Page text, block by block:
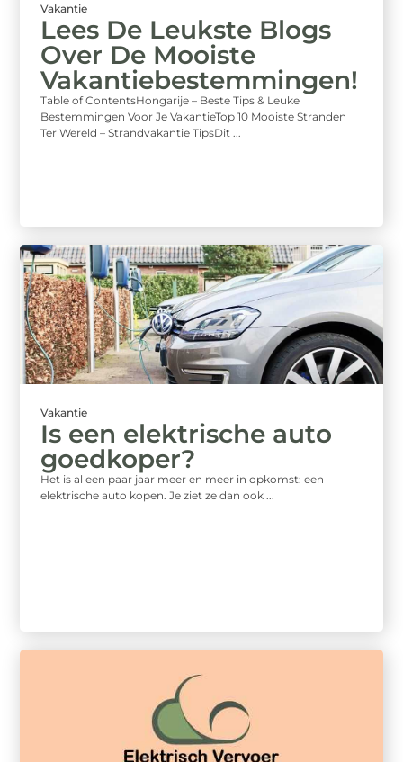
Vakantie
Lees De Leukste Blogs
Over De Mooiste
Vakantiebestemmingen!
Table of ContentsHongarije – Beste Tips & Leuke
Bestemmingen Voor Je VakantieTop 10 Mooiste Stranden
Ter Wereld – Strandvakantie TipsDit ...
Vakantie
Is een elektrische auto
goedkoper?
Het is al een paar jaar meer en meer in opkomst: een
elektrische auto kopen. Je ziet ze dan ook ...